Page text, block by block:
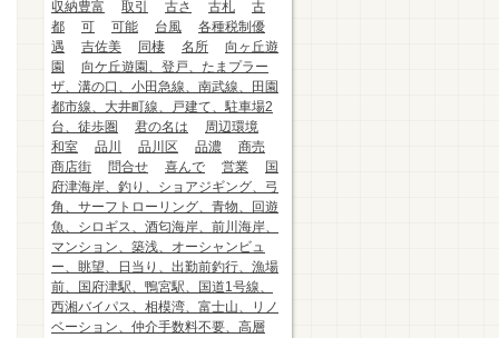
収納豊富
取引 古さ 古札
古
都
可 可能 台風
各種税制優
遇
吉佐美 同棲 名所
向ヶ丘遊
園
向ケ丘遊園、登戸、たまプラー
ザ、溝の口、小田急線、南武線、田園
都市線、大井町線、戸建て、駐車場2
台、徒歩圏
君の名は
周辺環境
和室
品川 品川区 品濃
商売
商店街
問合せ 喜んで 営業
国
府津海岸、釣り、ショアジギング、弓
角、サーフトローリング、青物、回遊
魚、シロギス、酒匂海岸、前川海岸、
マンション、築浅、オーシャンビュ
ー、眺望、日当り、出勤前釣行、漁場
前、国府津駅、鴨宮駅、国道1号線、
西湘バイパス、相模湾、富士山、リノ
ベーション、仲介手数料不要、高層